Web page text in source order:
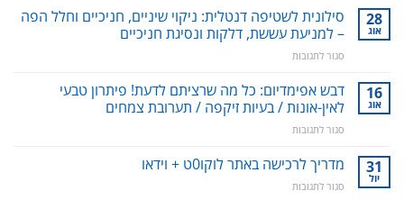
28
אוג
סילונית לשטיפה דנטלית: ניקוי שיניים, חניכיים וחלל הפה
– למניעת עששת, דלקות ונסיגת חניכיים
סגור לתגובותעל
לשטיפה
דנטלית:
ניקוי
שיניים,
וחלל
–
16
אוג
דבש אפימדיום: כל מה שרציתם לדעת! פיתרון טבעי
לאין-אונות / בעיות זיקפה / תערובת צמחים
סגור לתגובותעל
אפימדיום:
כל
מה
31
יול
מדריך לרכישה באתר לוקו0ט + וידאו
סגור לתגובותעל